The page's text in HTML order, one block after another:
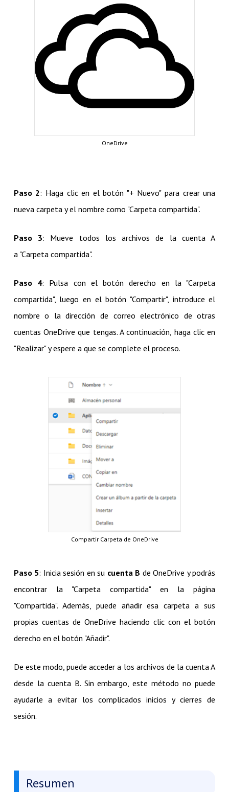
OneDrive
Paso 2: Haga clic en el botón "+ Nuevo" para crear una
nueva carpeta y el nombre como "Carpeta compartida".
Paso 3: Mueve todos los archivos de la cuenta A
a "Carpeta compartida".
Paso 4: Pulsa con el botón derecho en la "Carpeta
compartida", luego en el botón "Compartir", introduce el
nombre o la dirección de correo electrónico de otras
cuentas OneDrive que tengas. A continuación, haga clic en
"Realizar" y espere a que se complete el proceso.
Compartir Carpeta de OneDrive
Paso 5: Inicia sesión en su cuenta B de OneDrive y podrás
encontrar la "Carpeta compartida" en la página
"Compartida". Además, puede añadir esa carpeta a sus
propias cuentas de OneDrive haciendo clic con el botón
derecho en el botón "Añadir".
De este modo, puede acceder a los archivos de la cuenta A
desde la cuenta B. Sin embargo, este método no puede
ayudarle a evitar los complicados inicios y cierres de
sesión.
Resumen